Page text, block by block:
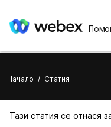
Начало / Статия
Тази статия се отнася